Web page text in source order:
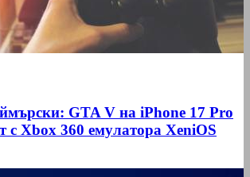
GTA V на iPhone 17 Pro
с Xbox 360 емулатора XeniOS